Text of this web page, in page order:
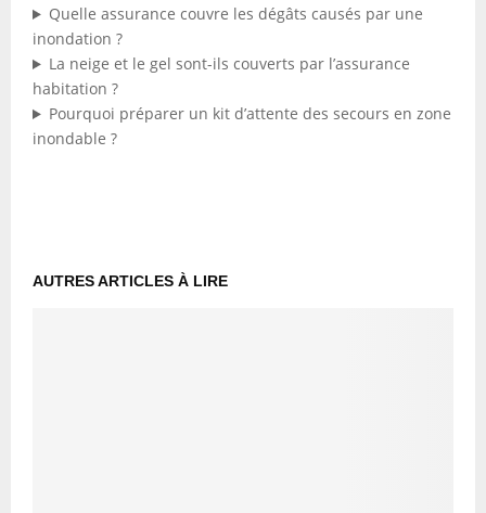
Quelle assurance couvre les dégâts causés par une
inondation ?
La neige et le gel sont-ils couverts par l’assurance
habitation ?
Pourquoi préparer un kit d’attente des secours en zone
inondable ?
AUTRES ARTICLES À LIRE